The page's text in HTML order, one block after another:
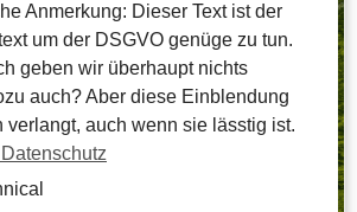
Anmerkung: Dieser Text ist der
um der DSGVO genüge zu tun.
geben wir überhaupt nichts
auch? Aber diese Einblendung
verlangt, auch wenn sie lässtig ist.